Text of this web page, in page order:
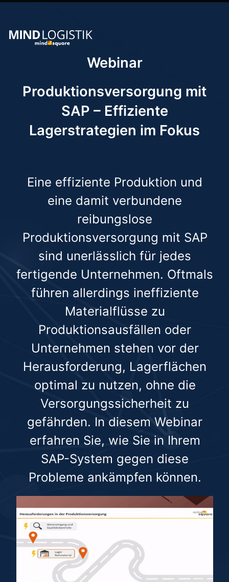
Webinar
Produktionsversorgung mit
SAP – Effiziente
Lagerstrategien im Fokus
Eine effiziente Produktion und
eine damit verbundene
reibungslose
Produktionsversorgung mit SAP
sind unerlässlich für jedes
fertigende Unternehmen. Oftmals
führen allerdings ineffiziente
Materialflüsse zu
Produktionsausfällen oder
Unternehmen stehen vor der
Herausforderung, Lagerflächen
optimal zu nutzen, ohne die
Versorgungssicherheit zu
gefährden. In diesem Webinar
erfahren Sie, wie Sie in Ihrem
SAP-System gegen diese
Probleme ankämpfen können.